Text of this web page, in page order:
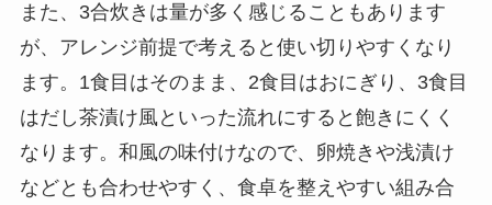
また、3合炊きは量が多く感じることもあります
が、アレンジ前提で考えると使い切りやすくなり
ます。1食目はそのまま、2食目はおにぎり、3食目
はだし茶漬け風といった流れにすると飽きにくく
なります。和風の味付けなので、卵焼きや浅漬け
などとも合わせやすく、食卓を整えやすい組み合